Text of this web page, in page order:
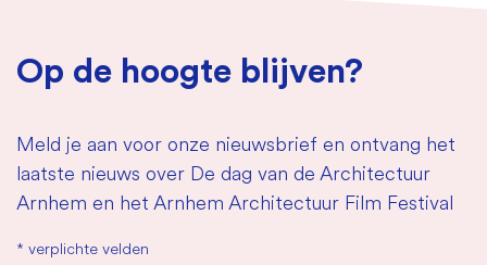
Op de hoogte blijven?
Meld je aan voor onze nieuwsbrief en ontvang het
laatste nieuws over De dag van de Architectuur
Arnhem en het Arnhem Architectuur Film Festival
* verplichte velden